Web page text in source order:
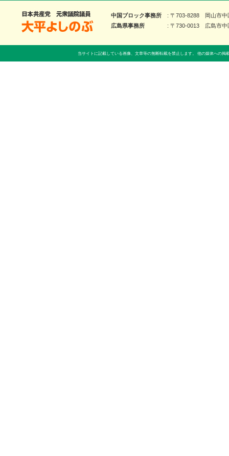
大平よしのぶ 日本共産党 前衆議院議員
中国ブロック事務所
〒703-8288 岡山市中
広島県事務所
〒730-0013 広島市中
当サイトに記載している画像、文章等の無断転載を禁止します。 他の媒体への掲